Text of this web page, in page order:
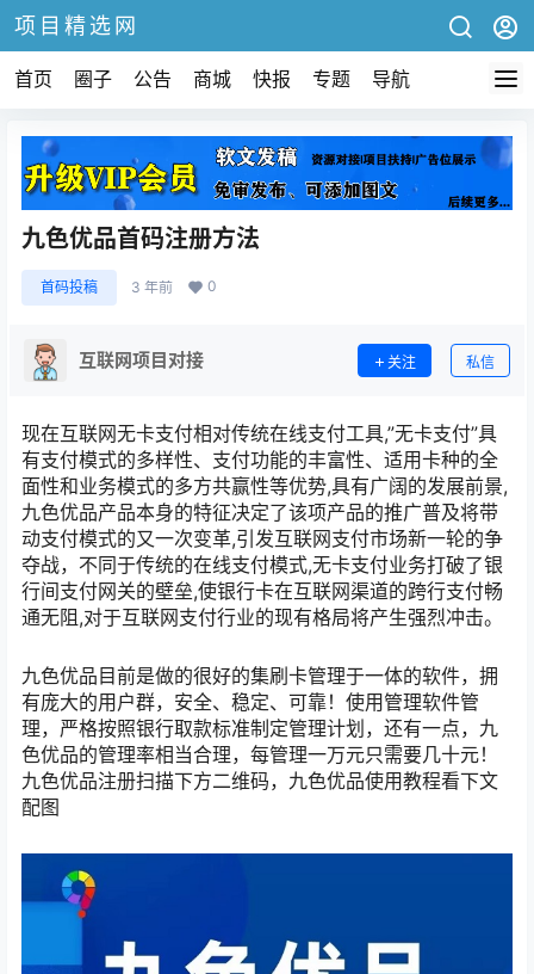
项目精选网
首页 圈子 公告 商城 快报 专题 导航
九色优品首码注册方法
首码投稿 3 年前 0
互联网项目对接 关注 私信
现在互联网无卡支付相对传统在线支付工具,”无卡支付”具
有支付模式的多样性、支付功能的丰富性、适用卡种的全
面性和业务模式的多方共赢性等优势,具有广阔的发展前景,
九色优品产品本身的特征决定了该项产品的推广普及将带
动支付模式的又一次变革,引发互联网支付市场新一轮的争
夺战，不同于传统的在线支付模式,无卡支付业务打破了银
行间支付网关的壁垒,使银行卡在互联网渠道的跨行支付畅
通无阻,对于互联网支付行业的现有格局将产生强烈冲击。
九色优品目前是做的很好的集刷卡管理于一体的软件，拥
有庞大的用户群，安全、稳定、可靠！使用管理软件管
理，严格按照银行取款标准制定管理计划，还有一点，九
色优品的管理率相当合理，每管理一万元只需要几十元！
九色优品注册扫描下方二维码，九色优品使用教程看下文
配图